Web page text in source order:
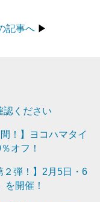
記事へ ▶
認ください
！】ヨコハマタイ
オフ！
２弾！】2月5日・6
開催！